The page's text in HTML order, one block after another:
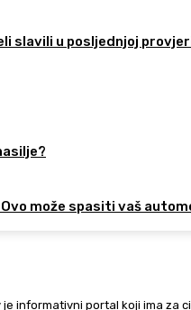
slavili u posljednjoj
može spasiti vaš
je informativni portal koji ima za